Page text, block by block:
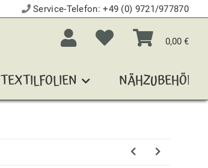
Service-Telefon:+49 (0) 9721/977870
0,00 €
TEXTILFOLIEN NÄHZUBEHÖR